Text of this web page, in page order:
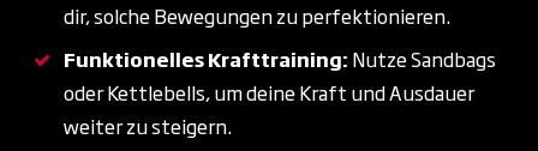
dir, solche Bewegungen zu perfektionieren.
Funktionelles Krafttraining: Nutze Sandbags
oder Kettlebells, um deine Kraft und Ausdauer
weiter zu steigern.